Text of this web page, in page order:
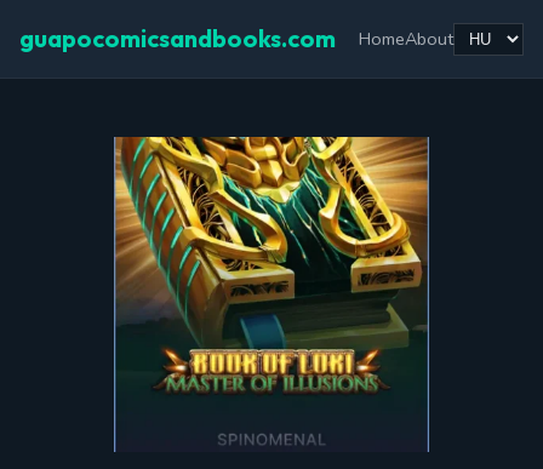
guapocomicsandbooks.com HomeAbout